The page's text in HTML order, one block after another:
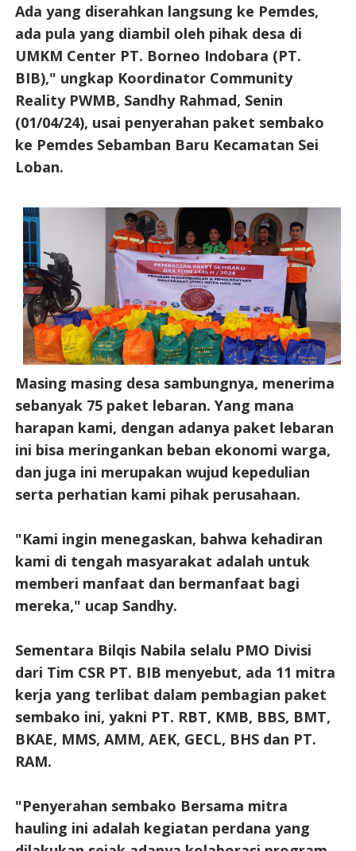
Ada yang diserahkan langsung ke Pemdes,
ada pula yang diambil oleh pihak desa di
UMKM Center PT. Borneo Indobara (PT.
BIB)," ungkap Koordinator Community
Reality PWMB, Sandhy Rahmad, Senin
(01/04/24), usai penyerahan paket sembako
ke Pemdes Sebamban Baru Kecamatan Sei
Loban.
Masing masing desa sambungnya, menerima
sebanyak 75 paket lebaran. Yang mana
harapan kami, dengan adanya paket lebaran
ini bisa meringankan beban ekonomi warga,
dan juga ini merupakan wujud kepedulian
serta perhatian kami pihak perusahaan.
"Kami ingin menegaskan, bahwa kehadiran
kami di tengah masyarakat adalah untuk
memberi manfaat dan bermanfaat bagi
mereka," ucap Sandhy.
Sementara Bilqis Nabila selalu PMO Divisi
dari Tim CSR PT. BIB menyebut, ada 11 mitra
kerja yang terlibat dalam pembagian paket
sembako ini, yakni PT. RBT, KMB, BBS, BMT,
BKAE, MMS, AMM, AEK, GECL, BHS dan PT.
RAM.
"Penyerahan sembako Bersama mitra
hauling ini adalah kegiatan perdana yang